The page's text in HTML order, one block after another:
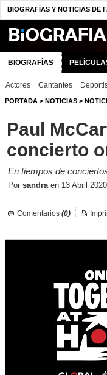
BIOGRAFÍAS Y NOTICIAS DE
BIOGRAFÍAS
Actores Cantantes
PORTADA > NOTICIAS >
Paul
concierto
En tiempos de
Por sandraen 13 Abril 2020
Comentarios (0)